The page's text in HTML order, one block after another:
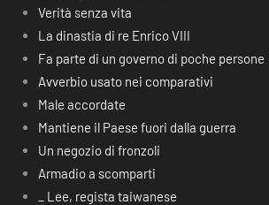
Verità senza vita
La dinastia di re Enrico VIII
Fa parte di un governo di poche persone
Avverbio usato nei comparativi
Male accordate
Mantiene il Paese fuori dalla guerra
Un negozio di fronzoli
Armadio a scomparti
_ Lee, regista taiwanese